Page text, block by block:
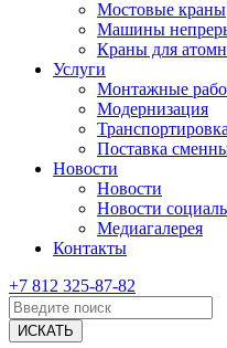
Мостовые краны
Машины
Краны для
Услуги
Монтажные
Модернизация
Транспортировка
Поставка
Новости
Новости
Новости
Медиагалерея
Контакты
+7 812 325-87-82